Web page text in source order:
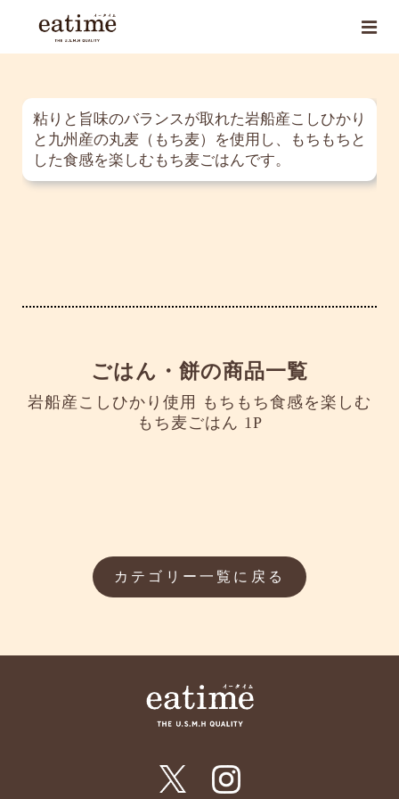
粘りと旨味のバランスが取れた岩船産こしひかり
と九州産の丸麦（もち麦）を使用し、もちもちと
した食感を楽しむもち麦ごはんです。
ごはん・餅の商品一覧
岩船産こしひかり使用 もちもち食感を楽しむ
もち麦ごはん 1P
カテゴリー一覧に戻る